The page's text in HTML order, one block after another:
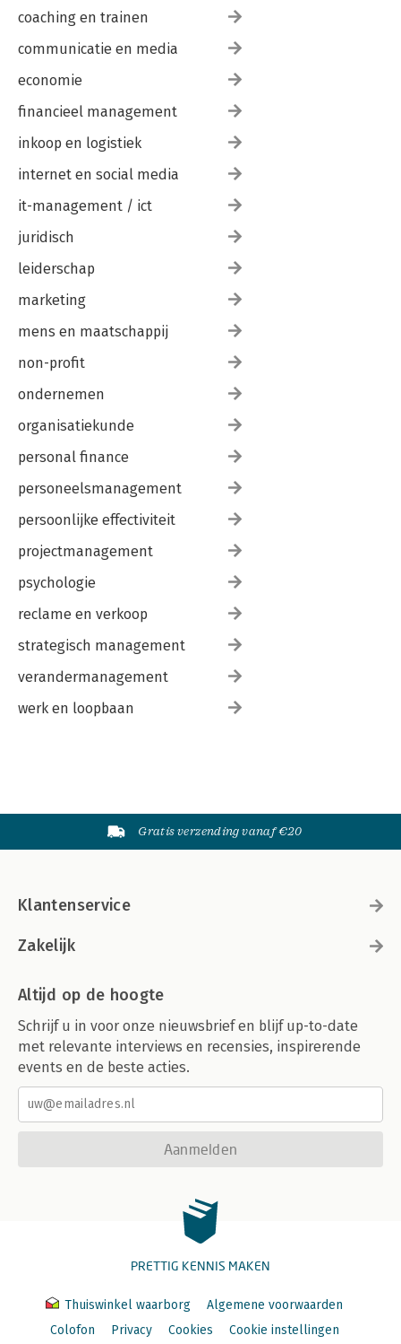
coaching en trainen
communicatie en media
economie
financieel management
inkoop en logistiek
internet en social media
it-management / ict
juridisch
leiderschap
marketing
mens en maatschappij
non-profit
ondernemen
organisatiekunde
personal finance
personeelsmanagement
persoonlijke effectiviteit
projectmanagement
psychologie
reclame en verkoop
strategisch management
verandermanagement
werk en loopbaan
Gratis verzending vanaf €20
Klantenservice
Zakelijk
Altijd op de hoogte
Schrijf u in voor onze nieuwsbrief en blijf up-to-date
met relevante interviews en recensies, inspirerende
events en de beste acties.
Aanmelden
PRETTIG KENNIS MAKEN
Thuiswinkel waarborg
Algemene voorwaarden
Colofon
Privacy Cookies Cookie instellingen